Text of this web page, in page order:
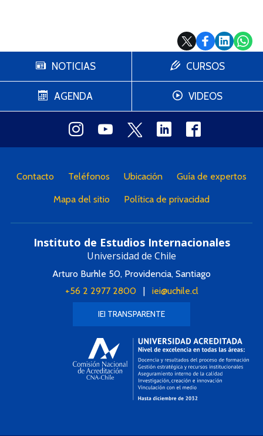
NOTICIAS
AGENDA
CURSOS
VIDEOS
Contacto Teléfonos Ubicación Guía de expertos
Mapa del sitio Política de privacidad
Instituto de Estudios Internacionales
Universidad de Chile
Arturo Burhle 50, Providencia, Santiago
+56 2 2977 2800| iei@uchile.cl
IEI TRANSPARENTE